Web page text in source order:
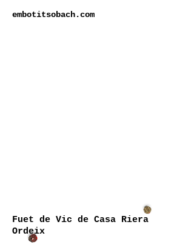
embotitsobach.com
Fuet de Vic de Casa Riera
Ordeix